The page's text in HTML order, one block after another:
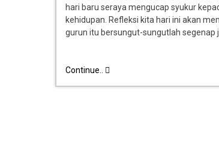
hari baru seraya mengucap syukur
kehidupan. Refleksi kita hari ini akan
gurun itu bersungut-sungutlah segenap
Continue..